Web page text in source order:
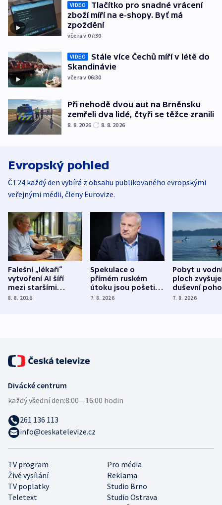
VIDEO
Tlačítko pro snadné vrácení
zboží míří na e-shopy. Byť má
zpoždění
včera v 07:30
VIDEO
Stále více Čechů míří v létě do
Skandinávie
včera v 06:30
Při nehodě dvou aut na Brněnsku
zemřeli dva lidé, čtyři se těžce zranili
8. 8. 2026 8. 8. 2026
Evropský pohled
ČT24 každý den vybírá z obsahu publikovaného evropskými
veřejnými médii, členy Eurovize.
Falešní „lékaři“
vytvoření AI šíří
mezi staršími
Poláky nebezpečné
8. 8. 2026
Spekulace o
přímém ruském
útoku jsou pošetilé,
míní estonský
7. 8. 2026
Pobyt u
ploch zvyšuje
duševní
ukázala
7. 8. 2026
TV program
Pro média
Živé vysílání
Reklama
TV poplatky
Studio Brno
Teletext
Studio Ostrava
Divácké centrum
každý všední den:8:00—16:00 hodin
261 136 113
info@ceskatelevize.cz